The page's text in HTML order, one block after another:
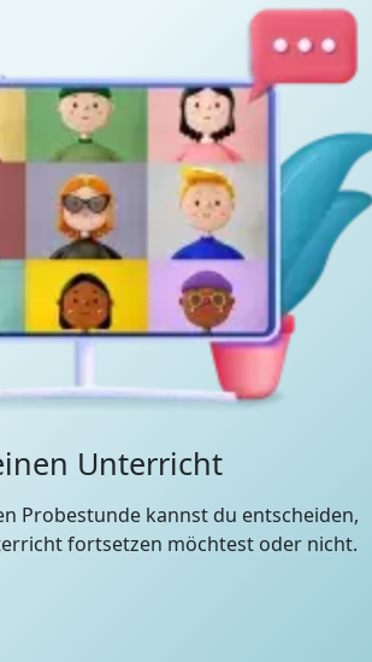
Unterricht
Probestunde kannst du entscheiden,
fortsetzen möchtest oder nicht.